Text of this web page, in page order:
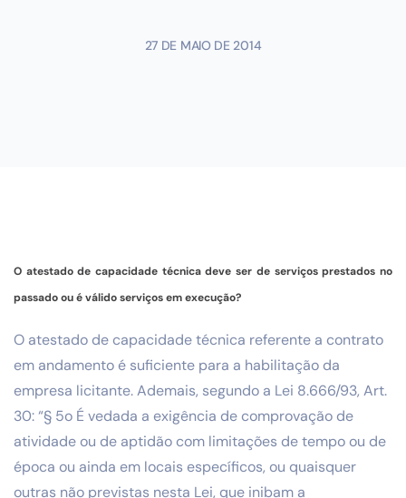
27 DE MAIO DE 2014
O atestado de capacidade técnica deve ser de serviços prestados no
passado ou é válido serviços em execução?
O atestado de capacidade técnica referente a contrato
em andamento é suficiente para a habilitação da
empresa licitante. Ademais, segundo a Lei 8.666/93, Art.
30: “§ 5o É vedada a exigência de comprovação de
atividade ou de aptidão com limitações de tempo ou de
época ou ainda em locais específicos, ou quaisquer
outras não previstas nesta Lei, que inibam a